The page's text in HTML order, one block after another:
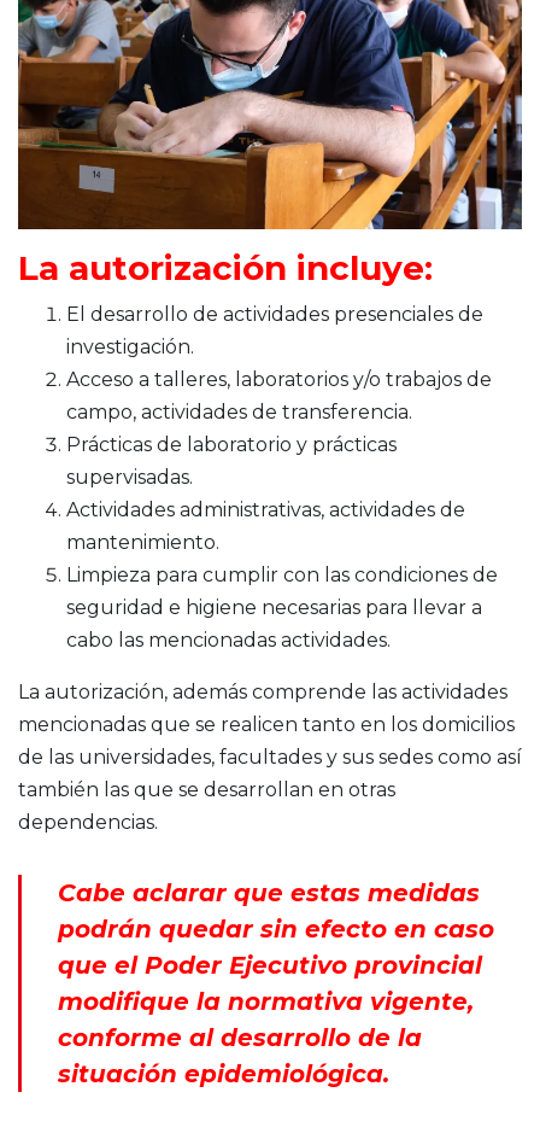
La autorización incluye:
El desarrollo de actividades presenciales de
investigación.
Acceso a talleres, laboratorios y/o trabajos de
campo, actividades de transferencia.
Prácticas de laboratorio y prácticas
supervisadas.
Actividades administrativas, actividades de
mantenimiento.
Limpieza para cumplir con las condiciones de
seguridad e higiene necesarias para llevar a
cabo las mencionadas actividades.
La autorización, además comprende las actividades
mencionadas que se realicen tanto en los domicilios
de las universidades, facultades y sus sedes como así
también las que se desarrollan en otras
dependencias.
Cabe aclarar que estas medidas
podrán quedar sin efecto en caso
que el Poder Ejecutivo provincial
modifique la normativa vigente,
conforme al desarrollo de la
situación epidemiológica.